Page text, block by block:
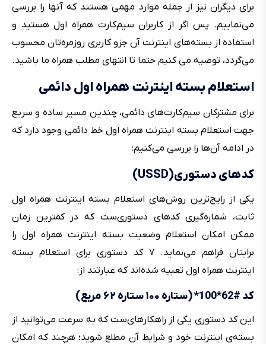
برای دیگران نیز از جمله موارد مهمی هستند که آنها را بررسی
می‌نماییم. پس اگر از کاربران سیم‌کارت همراه اول هستید و
استفاده از بسته‌های اینترنت آن جزو کاربری روزمره‌تان محسوب
می‌گردد، توصیه می کنیم حتما تا انتهای مطلب همراه ما باشید.
استعلام بسته اینترنت همراه اول دائمی
برای مشترکان سیم‌کارت‌های دائمی، چندین مسیر ساده و سریع
جهت استعلام بسته اینترنت همراه اول خط دائمی وجود دارد که
در ادامه آن‌ها را بررسی می‌کنیم:
کدهای دستوری(USSD)
یکی از رایج‌ترین روش‌های استعلام بسته اینترنت همراه اول
ثابت، شماره‌گیری کدهای دستوری‌ست که در کمترین زمان
ممکن امکان استعلام وضعیت بسته اینترنت همراه اول را
برایتان فراهم می‌نماید. ۷ کد دستوری برای استعلام بسته
اینترنت همراه اول تعبیه شده‌اند که عبارتند از:
کد #62*100* (ستاره ۱۰۰ ستاره ۶۲ مربع)
این کد دستوری یکی از راهکارهای‌ست که به سرعت می‌توانید از
بسته‌ی اینترنت خود و شرایط آن مطلع شوید؛ هرچند که امکان